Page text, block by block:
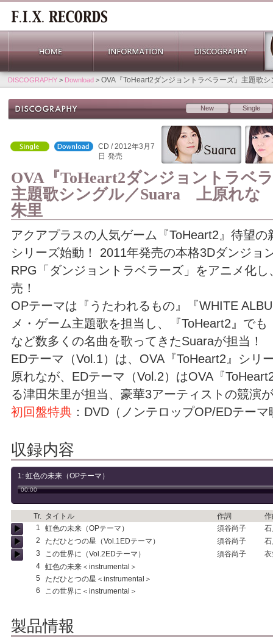
DISCOGRAPHY > Download > OVA『ToHeart2ダンジョントラベラーズ』主題
New Single
CD / 2012年3月7
日 発売
OVA『ToHeart2ダンジョントラベ
主題歌シングル／Suara 上原れな
朱里
アクアプラスの人気ゲーム『ToHeart2』待望の
シリーズ始動！ 2011年発売の本格3Dダンジョ
RPG「ダンジョントラベラーズ」をアニメ化
売！
OPテーマは『うたわれるもの』『WHITE
メ・ゲーム主題歌を担当し、『ToHeart2』で
など数多くの名曲を歌ってきたSuaraが担当！
EDテーマ（Vol.1）は、OVA『ToHeart2』シリ
原れなが、EDテーマ（Vol.2）はOVA『
る津田朱里が担当、豪華3アーティストの競演
初回盤特典 ：DVD（ノンテロップOP/EDテー
収録内容
00:00
1: 虹色の未来（OPテーマ）
Tr. タイトル 作詞
1
虹色の未来（OPテーマ） 須谷尚子
2
ただひとつの星（Vol.1EDテーマ） 須谷尚子
3
この世界に（Vol.2EDテーマ） 須谷尚子
4 虹色の未来＜instrumental＞
5
ただひとつの星＜instrumental＞
6
この世界に＜instrumental＞
製品情報